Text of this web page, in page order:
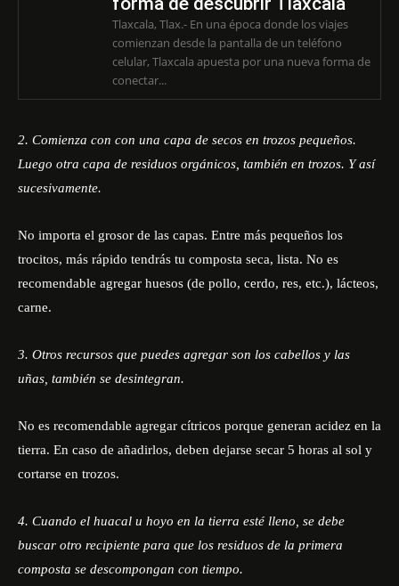
Tlaxcala, Tlax.- En una época donde los viajes
comienzan desde la pantalla de un teléfono
celular, Tlaxcala apuesta por una nueva forma de
conectar...
2. Comienza con con una capa de secos en trozos pequeños.
Luego otra capa de residuos orgánicos, también en trozos. Y así
sucesivamente.
No importa el grosor de las capas. Entre más pequeños los
trocitos, más rápido tendrás tu composta seca, lista. No es
recomendable agregar huesos (de pollo, cerdo, res, etc.), lácteos,
carne.
3. Otros recursos que puedes agregar son los cabellos y las
uñas, también se desintegran.
No es recomendable agregar cítricos porque generan acidez en la
tierra. En caso de añadirlos, deben dejarse secar 5 horas al sol y
cortarse en trozos.
4. Cuando el huacal u hoyo en la tierra esté lleno, se debe
buscar otro recipiente para que los residuos de la primera
composta se descompongan con tiempo.